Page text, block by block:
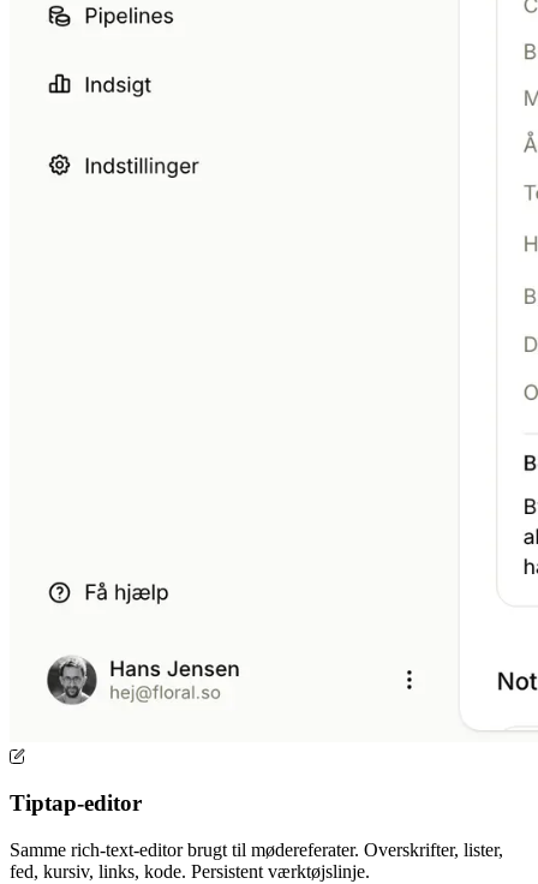
Tiptap-editor
Samme rich-text-editor brugt til mødereferater. Overskrifter, lister,
fed, kursiv, links, kode. Persistent værktøjslinje.